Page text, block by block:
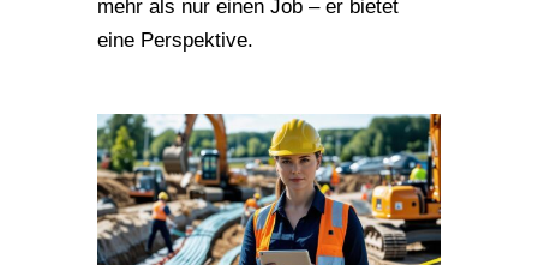
mehr als nur einen Job – er bietet
eine Perspektive.